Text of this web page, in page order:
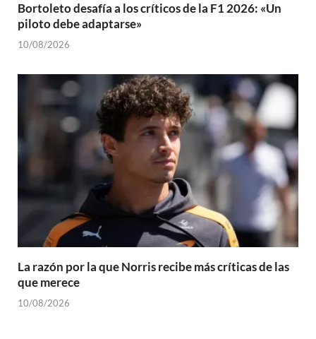
Bortoleto desafía a los críticos de la F1 2026: «Un
piloto debe adaptarse»
10/08/2026
La razón por la que Norris recibe más críticas de las
que merece
10/08/2026